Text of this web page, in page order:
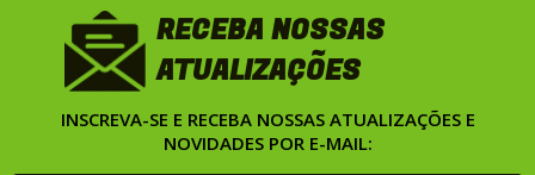
RECEBA NOSSAS
ATUALIZAÇÕES
INSCREVA-SE E RECEBA NOSSAS ATUALIZAÇÕES E
NOVIDADES POR E-MAIL: